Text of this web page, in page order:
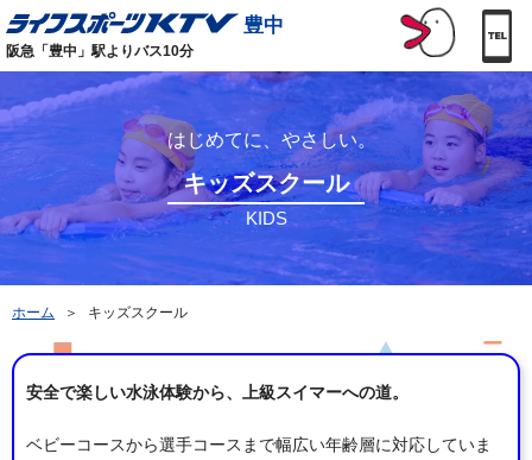
豊中
阪急「豊中」駅よりバス10分
はじめてに、やさしい。
キッズスクール
KIDS
ホーム ＞ キッズスクール
安全で楽しい水泳体験から、上級スイマーへの道。
ベビーコースから選手コースまで幅広い年齢層に対応していま